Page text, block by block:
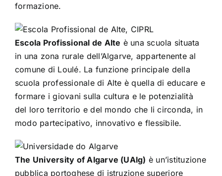
formazione.
Escola Profissional de Alte è una scuola situata
in una zona rurale dell’Algarve, appartenente al
comune di Loulé. La funzione principale della
scuola professionale di Alte è quella di educare e
formare i giovani sulla cultura e le potenzialità
del loro territorio e del mondo che li circonda, in
modo partecipativo, innovativo e flessibile.
The University of Algarve (UAlg) è un’istituzione
pubblica portoghese di istruzione superiore